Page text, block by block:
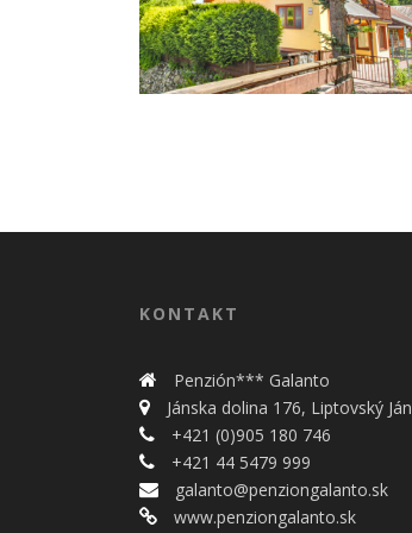
KONTAKT
Penzión*** Galanto
Jánska dolina 176, Liptovský Ján
+421 (0)905 180 746
+421 44 5479 999
galanto@penziongalanto.sk
www.penziongalanto.sk